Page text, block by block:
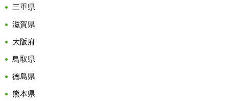
三重県
滋賀県
大阪府
鳥取県
徳島県
熊本県